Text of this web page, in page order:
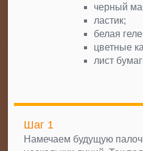
черный
ластик;
белая
цветные
лист
Шаг 1
Намечаем будущую